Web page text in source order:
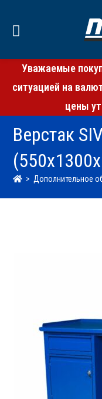
Уважаемые
ситуацией на
цены
Верстак
> Дополнительное